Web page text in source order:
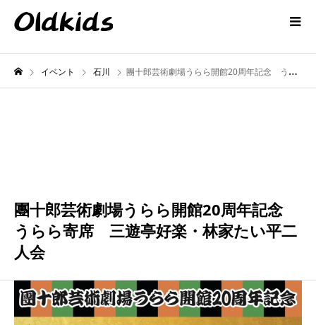
イベント 石川 團十郎芸術劇場うらら開館20周年記念 うらら寄席 三遊亭好楽・林家たい平二人会
團十郎芸術劇場うらら開館20周年記念
うらら寄席 三遊亭好楽・林家たい平二
人会